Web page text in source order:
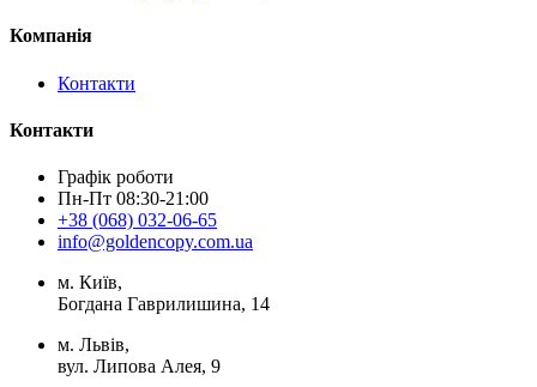
Компанія
Контакти
Контакти
Графік роботи
Пн-Пт 08:30-21:00
+38 (068) 032-06-65
info@goldencopy.com.ua
м. Київ,
Богдана Гаврилишина, 14
м. Львів,
вул. Липова Алея, 9